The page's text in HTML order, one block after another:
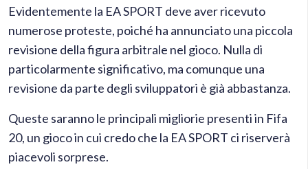
Evidentemente la EA SPORT deve aver ricevuto
numerose proteste, poiché ha annunciato una piccola
revisione della figura arbitrale nel gioco. Nulla di
particolarmente significativo, ma comunque una
revisione da parte degli sviluppatori è già abbastanza.
Queste saranno le principali migliorie presenti in Fifa
20, un gioco in cui credo che la EA SPORT ci riserverà
piacevoli sorprese.